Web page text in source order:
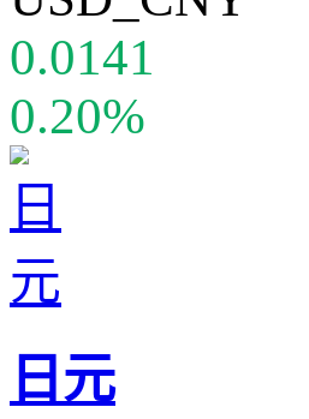
0.0141
0.20%
日元